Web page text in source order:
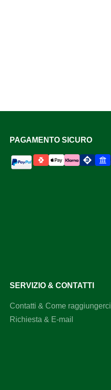
PAGAMENTO SICURO
SERVIZIO & CONTATTI
Contatti & Come raggiungerci
Richiesta & E-mail